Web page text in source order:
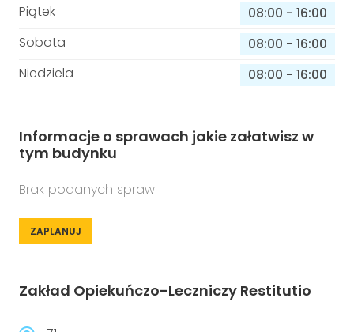
Piątek
08:00 - 16:00
Sobota
08:00 - 16:00
Niedziela
08:00 - 16:00
Informacje o sprawach jakie załatwisz w
tym budynku
Brak podanych spraw
ZAPLANUJ
Zakład Opiekuńczo-Leczniczy Restitutio